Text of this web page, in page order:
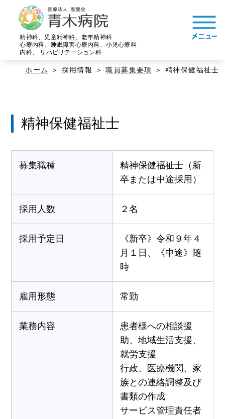
精神科、児童精神科、老年精神科
心療内科、睡眠障害心療内科、小児心療科
内科、 リハビリテーション科
ホーム 採用情報 職員募集要項 精神保健福祉士
精神保健福祉士
募集職種
精神保健福祉士（新
卒または中途採用）
採用人数 ２名
採用予定日
《新卒》令和９年４
月１日、《中途》随
時
雇用形態 常勤
業務内容
患者様への相談援
助、地域生活支援、
就労支援
行政、医療機関、家
族との連絡調整及び
書類の作成
サービス管理責任者